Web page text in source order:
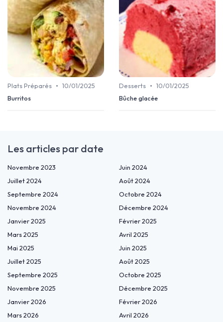
Plats Préparés • 10/01/2025
Burritos
Desserts • 10/01/2025
Bûche glacée
Les articles par date
Novembre 2023
Juin 2024
Juillet 2024
Août 2024
Septembre 2024
Octobre 2024
Novembre 2024
Décembre 2024
Janvier 2025
Février 2025
Mars 2025
Avril 2025
Mai 2025
Juin 2025
Juillet 2025
Août 2025
Septembre 2025
Octobre 2025
Novembre 2025
Décembre 2025
Janvier 2026
Février 2026
Mars 2026
Avril 2026